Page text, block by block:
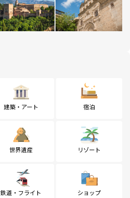
建築・アート 宿泊
世界遺産 リゾート
鉄道・フライト ショップ